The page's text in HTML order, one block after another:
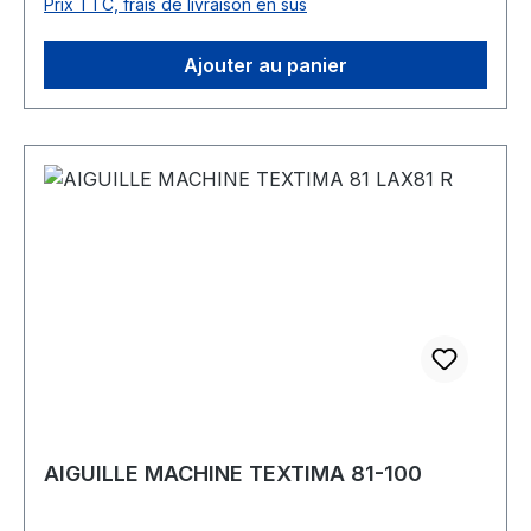
Prix TTC, frais de livraison en sus
Ajouter au panier
AIGUILLE MACHINE TEXTIMA 81-100